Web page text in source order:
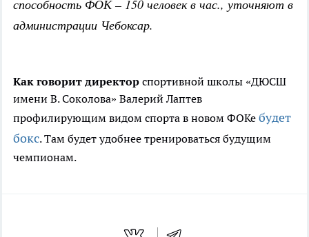
способность ФОК – 150 человек в час., уточняют в
администрации Чебоксар.
Как говорит директор спортивной школы «ДЮСШ
имени В. Соколова» Валерий Лаптев
профилирующим видом спорта в новом ФОКе будет
бокс. Там будет удобнее тренироваться будущим
чемпионам.